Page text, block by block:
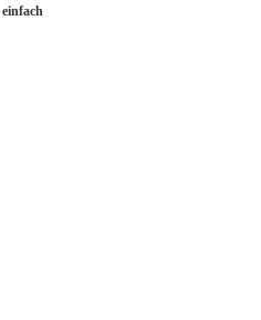
einfach